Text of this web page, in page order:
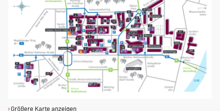
Größere Karte anzeigen